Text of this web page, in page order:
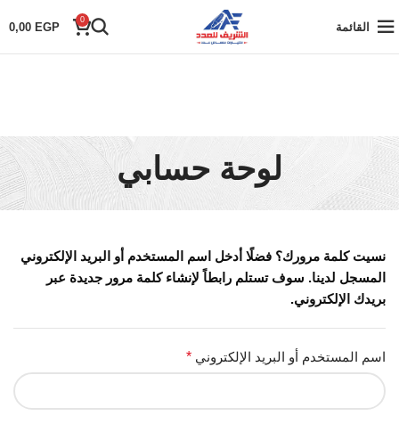
القائمة
0
0,00 EGP
لوحة حسابي
نسيت كلمة مرورك؟ فضلًا أدخل اسم المستخدم أو البريد الإلكتروني
المسجل لدينا. سوف تستلم رابطاً لإنشاء كلمة مرور جديدة عبر
بريدك الإلكتروني.
اسم المستخدم أو البريد الإلكتروني *